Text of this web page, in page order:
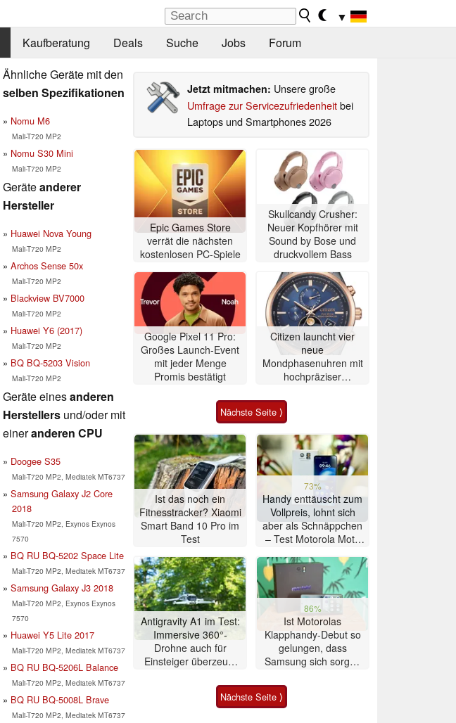
▼
Kaufberatung Deals Suche Jobs Forum
Ähnliche Geräte mit den
selben Spezifikationen
Nomu M6
Mali-T720 MP2
Nomu S30 Mini
Mali-T720 MP2
Geräteanderer
Hersteller
Huawei Nova Young
Mali-T720 MP2
Archos Sense 50x
Mali-T720 MP2
Blackview BV7000
Mali-T720 MP2
Huawei Y6 (2017)
Mali-T720 MP2
BQ BQ-5203 Vision
Mali-T720 MP2
Geräte einesanderen
Herstellers und/oder mit
eineranderen CPU
Doogee S35
Mali-T720 MP2, Mediatek MT6737
Samsung Galaxy J2 Core
2018
Mali-T720 MP2, Exynos Exynos
7570
BQ RU BQ-5202 Space Lite
Mali-T720 MP2, Mediatek MT6737
Samsung Galaxy J3 2018
Mali-T720 MP2, Exynos Exynos
7570
Huawei Y5 Lite 2017
Mali-T720 MP2, Mediatek MT6737
BQ RU BQ-5206L Balance
Mali-T720 MP2, Mediatek MT6737
BQ RU BQ-5008L Brave
Mali-T720 MP2, Mediatek MT6737
Jetzt mitmachen: Unsere große
Umfrage zur Servicezufriedenheitbei
Laptops und Smartphones 2026
Epic Games Store
verrät die nächsten
kostenlosen PC-Spiele
Skullcandy Crusher:
Neuer Kopfhörer mit
Sound by Bose und
druckvollem Bass
Google Pixel 11 Pro:
Großes Launch-Event
mit jeder Menge
Promis bestätigt
Citizen launcht vier
neue
Mondphasenuhren mit
hochpräziser
Nächste Seite ⟩
Ist das noch ein
Fitnesstracker? Xiaomi
Smart Band 10 Pro im
Test
73%
Handy enttäuscht zum
Vollpreis, lohnt sich
aber als Schnäppchen
– Test Motorola Moto
Antigravity A1 im Test:
Immersive 360°-
Drohne auch für
Einsteiger überzeugt
86%
Ist Motorolas
Klapphandy-Debut so
gelungen, dass
Samsung sich sorgen
Smartphone im Test
Nächste Seite ⟩